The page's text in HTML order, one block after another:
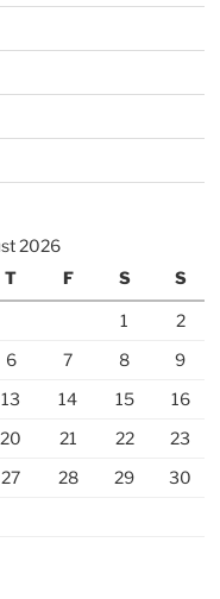
2026
T F S S
1
2
6 7 8
9
13 14 15
16
20 21 22
23
27 28 29
30